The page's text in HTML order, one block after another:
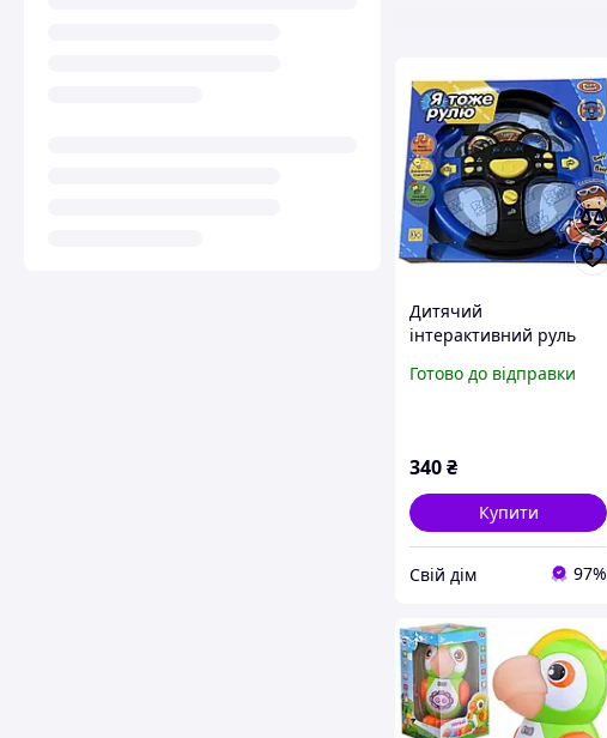
Дитячий
інтерактивний руль
музика, світло PLAY
Готово до відправки
340₴
Купити
Свій дім 97%